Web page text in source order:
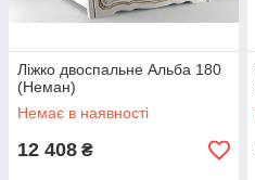
Ліжко двоспальне Альба 180
(Неман)
Немає в наявності
12 408 ₴